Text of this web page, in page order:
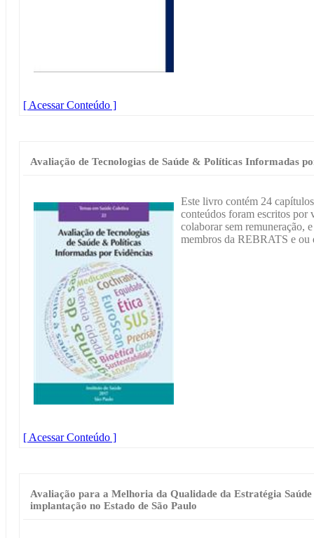
[ Acessar Conteúdo ]
Avaliação de Tecnologias de Saúde & Políticas Informadas
Este livro contém 24
conteúdos foram escritos por
colaborar sem remuneração,
membros da REBRATS e
[ Acessar Conteúdo ]
Avaliação para a Melhoria da Qualidade da Estratégia
implantação no Estado de São Paulo